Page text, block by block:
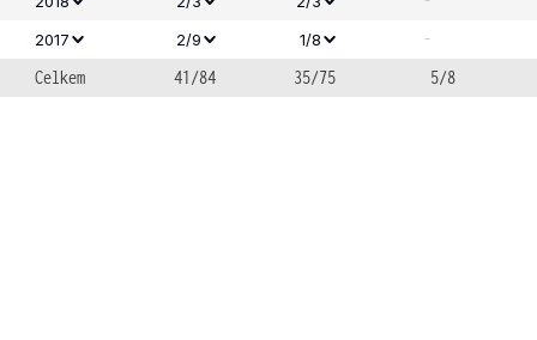
2017 2/9 1/8
-
Celkem
41/84 35/75 5/8